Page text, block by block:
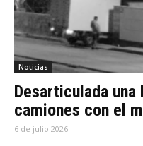
Noticias
Desarticulada una
camiones con el
6 de julio 2026